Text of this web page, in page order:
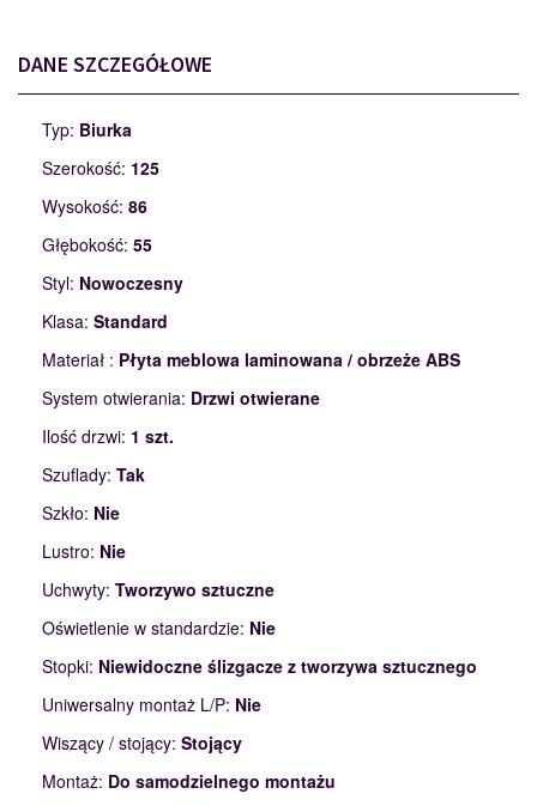
DANE SZCZEGÓŁOWE
Typ: Biurka
Szerokość: 125
Wysokość: 86
Głębokość: 55
Styl: Nowoczesny
Klasa: Standard
Materiał : Płyta meblowa laminowana / obrzeże ABS
System otwierania: Drzwi otwierane
Ilość drzwi: 1 szt.
Szuflady: Tak
Szkło: Nie
Lustro: Nie
Uchwyty: Tworzywo sztuczne
Oświetlenie w standardzie: Nie
Stopki: Niewidoczne ślizgacze z tworzywa sztucznego
Uniwersalny montaż L/P: Nie
Wiszący / stojący: Stojący
Montaż: Do samodzielnego montażu